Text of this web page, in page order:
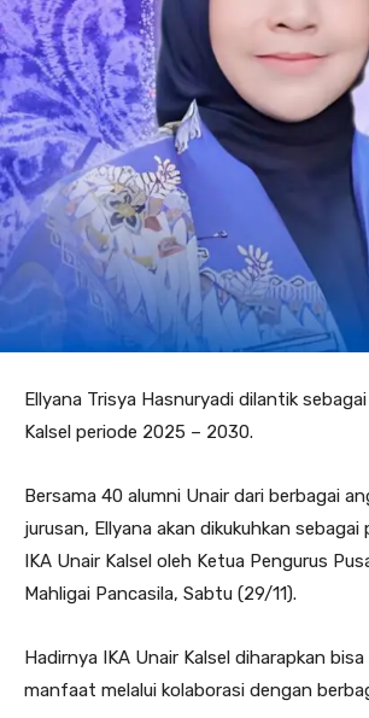
Ellyana Trisya Hasnuryadi dilantik
Kalsel periode 2025 – 2030.
Bersama 40 alumni Unair dari berbagai
jurusan, Ellyana akan dikukuhkan
IKA Unair Kalsel oleh Ketua Pengurus
Mahligai Pancasila, Sabtu (29/11).
Hadirnya IKA Unair Kalsel diharapkan
manfaat melalui kolaborasi dengan